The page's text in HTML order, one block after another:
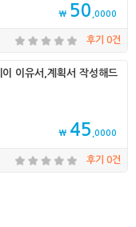
₩ 50 ,0000
후기 0건
이유서,계획서 작성해드
₩ 45 ,0000
후기 0건